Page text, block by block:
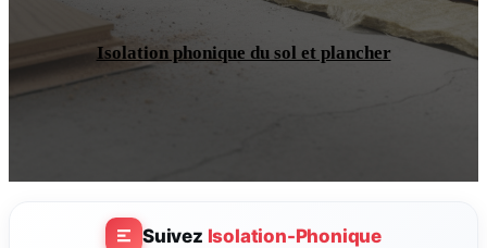
Isolation phonique du sol et plancher
Suivez Isolation-Phonique